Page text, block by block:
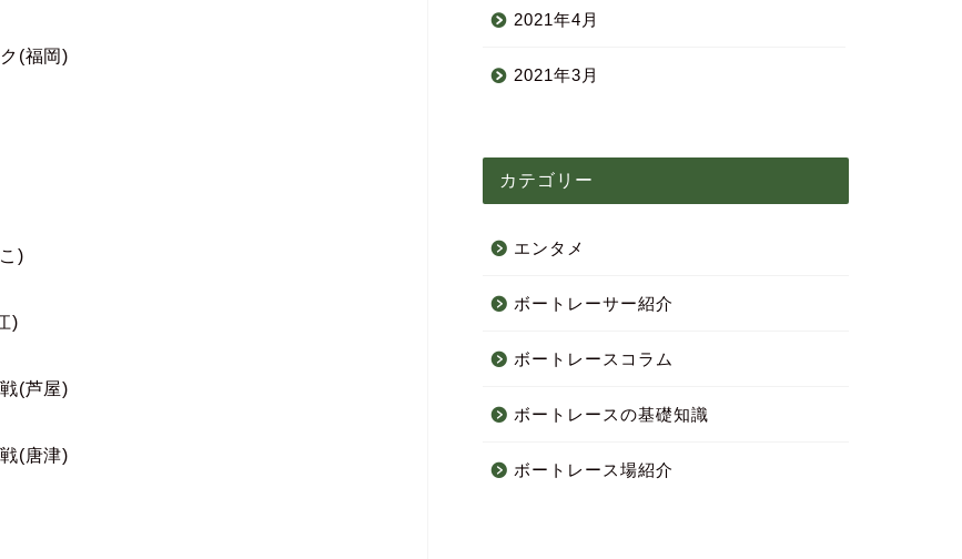
(福岡)
)
)
(芦屋)
(唐津)
2021年4月
2021年3月
カテゴリー
エンタメ
ボートレーサー紹介
ボートレースコラム
ボートレースの基礎知識
ボートレース場紹介